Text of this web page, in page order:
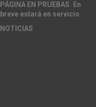
PÁGINA EN PRUEBAS. En
breve estará en servicio
NOTICIAS